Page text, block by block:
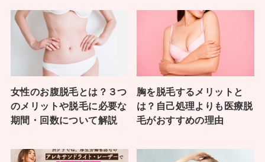
女性のお腹脱毛とは？３つ
のメリットや脱毛に必要な
期間・回数について解説
胸を脱毛するメリットと
は？自己処理よりも医療脱
毛がおすすめの理由